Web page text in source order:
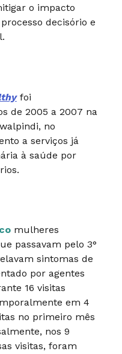
o impacto
decisório e
foi
de 2005 a 2007 na
no
a serviços já
à saúde por
mulheres
passavam pelo 3°
sintomas de
por agentes
16 visitas
em 4
no primeiro mês
nos 9
visitas, foram